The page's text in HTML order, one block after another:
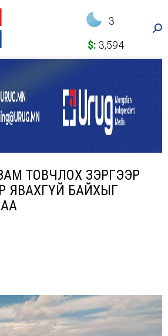
3
$: 3,594
ТОВЧЛОХ ЗЭРГЭЭР
ЯВАХГҮЙ БАЙХЫГ